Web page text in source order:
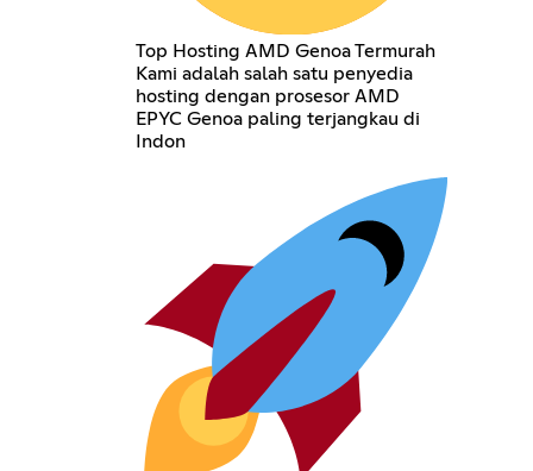
Top Hosting AMD Genoa Termurah
Kami adalah salah satu penyedia
hosting dengan prosesor AMD
EPYC Genoa paling terjangkau di
Indon